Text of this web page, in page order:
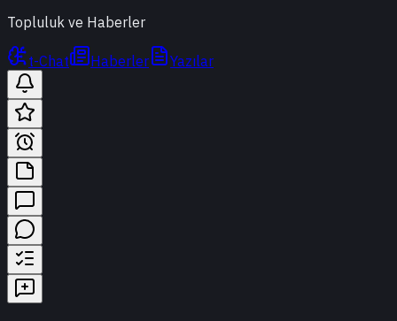
Topluluk ve Haberler
t-Chat Haberler Yazılar